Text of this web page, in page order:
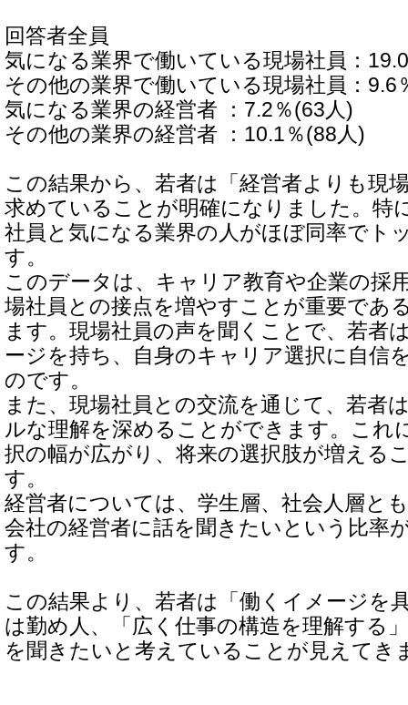
回答者全員
気になる業界で働いている現場社員：
その他の業界で働いている現場社員：9.6
気になる業界の経営者 ：7.2％(63人)
その他の業界の経営者 ：10.1％(88人)
この結果から、若者は「経営者よりも現
求めていることが明確になりました。特
社員と気になる業界の人がほぼ同率でト
す。
このデータは、キャリア教育や企業の採
場社員との接点を増やすことが重要であ
ます。現場社員の声を聞くことで、若者
ージを持ち、自身のキャリア選択に自信
のです。
また、現場社員との交流を通じて、若者
ルな理解を深めることができます。これ
択の幅が広がり、将来の選択肢が増える
す。
経営者については、学生層、社会人層と
会社の経営者に話を聞きたいという比率
す。
この結果より、若者は「働くイメージを
は勤め人、「広く仕事の構造を理解する
を聞きたいと考えていることが見えてき